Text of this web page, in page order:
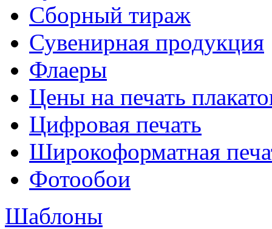
Сборный тираж
Сувенирная продукция
Флаеры
Цены на печать
Цифровая печать
Широкоформатная
Фотообои
Шаблоны